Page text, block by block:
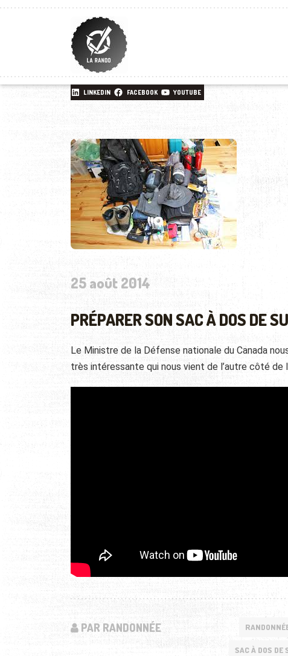
LINKEDIN FACEBOOK YOUTUBE
25 août 2014
PRÉPARER SON SAC À DOS DE
Le Ministre de la Défense nationale du Canada
très intéressante qui nous vient de l’autre côté de
PAR RANDONNÉE
SAC À DOS DE